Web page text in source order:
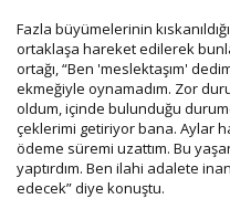
Fazla büyümelerinin
ortaklaşa hareket edilerek
ortağı, “Ben 'meslektaşım'
ekmeğiyle oynamadım. Zor
oldum, içinde bulunduğu
çeklerimi getiriyor bana. Aylar
ödeme süremi uzattım. Bu
yaptırdım. Ben ilahi adalete
edecek” diye konuştu.